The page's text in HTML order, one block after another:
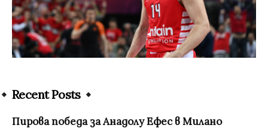
Recent Posts
Пирова победа за Анадолу Ефес в Милано